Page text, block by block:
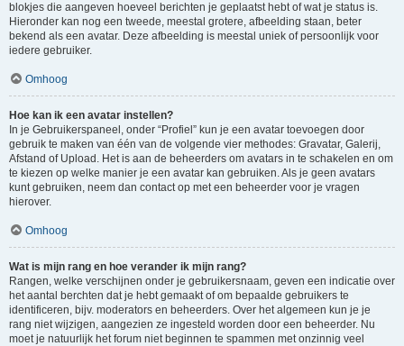
blokjes die aangeven hoeveel berichten je geplaatst hebt of wat je status is.
Hieronder kan nog een tweede, meestal grotere, afbeelding staan, beter
bekend als een avatar. Deze afbeelding is meestal uniek of persoonlijk voor
iedere gebruiker.
Omhoog
Hoe kan ik een avatar instellen?
In je Gebruikerspaneel, onder “Profiel” kun je een avatar toevoegen door
gebruik te maken van één van de volgende vier methodes: Gravatar, Galerij,
Afstand of Upload. Het is aan de beheerders om avatars in te schakelen en om
te kiezen op welke manier je een avatar kan gebruiken. Als je geen avatars
kunt gebruiken, neem dan contact op met een beheerder voor je vragen
hierover.
Omhoog
Wat is mijn rang en hoe verander ik mijn rang?
Rangen, welke verschijnen onder je gebruikersnaam, geven een indicatie over
het aantal berchten dat je hebt gemaakt of om bepaalde gebruikers te
identificeren, bijv. moderators en beheerders. Over het algemeen kun je je
rang niet wijzigen, aangezien ze ingesteld worden door een beheerder. Nu
moet je natuurlijk het forum niet beginnen te spammen met onzinnig veel